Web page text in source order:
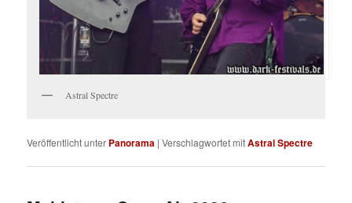
Astral Spectre
Veröffentlicht unter Panorama |Verschlagwortet mitAstral Spectre